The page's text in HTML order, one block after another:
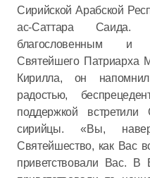
Сирийской Арабской
ас-Саттара Саида.
благословенным и
Святейшего Патриарха
Кирилла, он
радостью,
поддержкой встретили
сирийцы. «Вы,
Святейшество, как Вас
приветствовали Вас.